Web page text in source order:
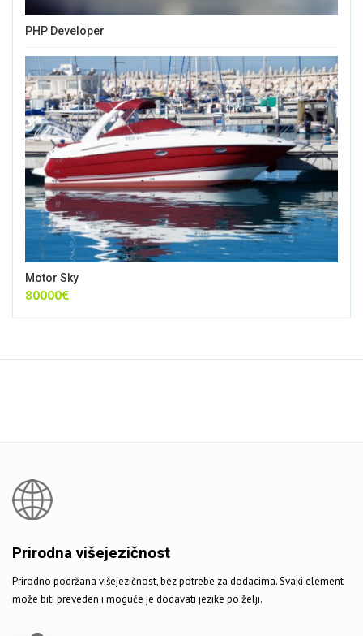
PHP Developer
Motor Sky
80000€
Prirodna višejezičnost
Prirodno podržana višejezičnost, bez potrebe za dodacima. Svaki element
može biti preveden i moguće je dodavati jezike po želji.